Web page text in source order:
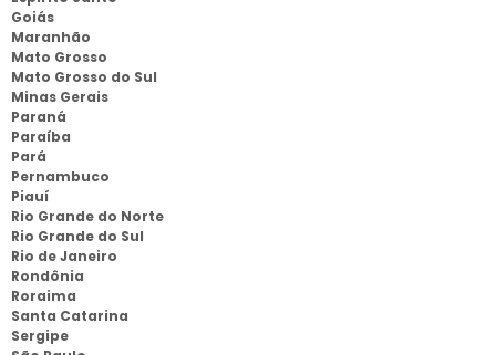
Goiás
Maranhão
Mato Grosso
Mato Grosso do Sul
Minas Gerais
Paraná
Paraíba
Pará
Pernambuco
Piauí
Rio Grande do Norte
Rio Grande do Sul
Rio de Janeiro
Rondônia
Roraima
Santa Catarina
Sergipe